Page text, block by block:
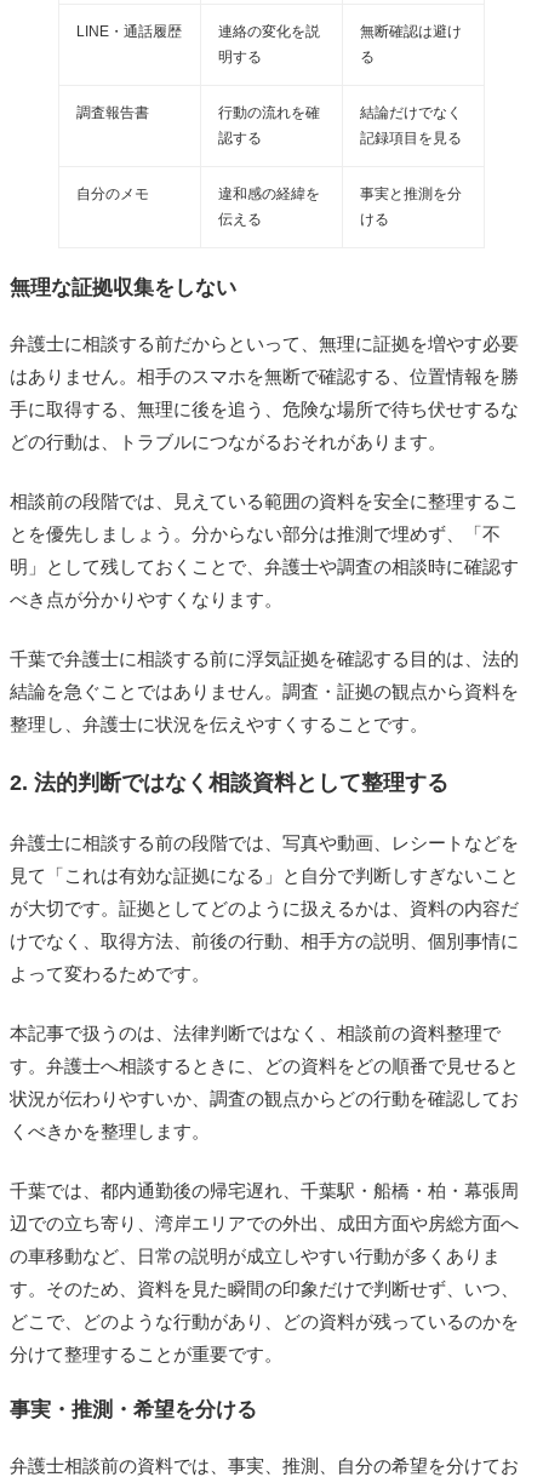
LINE・通話履歴
連絡の変化を説
明する
無断確認は避け
る
調査報告書
行動の流れを確
認する
結論だけでなく
記録項目を見る
自分のメモ
違和感の経緯を
伝える
事実と推測を分
ける
無理な証拠収集をしない
弁護士に相談する前だからといって、無理に証拠を増やす必要
はありません。相手のスマホを無断で確認する、位置情報を勝
手に取得する、無理に後を追う、危険な場所で待ち伏せするな
どの行動は、トラブルにつながるおそれがあります。
相談前の段階では、見えている範囲の資料を安全に整理するこ
とを優先しましょう。分からない部分は推測で埋めず、「不
明」として残しておくことで、弁護士や調査の相談時に確認す
べき点が分かりやすくなります。
千葉で弁護士に相談する前に浮気証拠を確認する目的は、法的
結論を急ぐことではありません。調査・証拠の観点から資料を
整理し、弁護士に状況を伝えやすくすることです。
2. 法的判断ではなく相談資料として整理する
弁護士に相談する前の段階では、写真や動画、レシートなどを
見て「これは有効な証拠になる」と自分で判断しすぎないこと
が大切です。証拠としてどのように扱えるかは、資料の内容だ
けでなく、取得方法、前後の行動、相手方の説明、個別事情に
よって変わるためです。
本記事で扱うのは、法律判断ではなく、相談前の資料整理で
す。弁護士へ相談するときに、どの資料をどの順番で見せると
状況が伝わりやすいか、調査の観点からどの行動を確認してお
くべきかを整理します。
千葉では、都内通勤後の帰宅遅れ、千葉駅・船橋・柏・幕張周
辺での立ち寄り、湾岸エリアでの外出、成田方面や房総方面へ
の車移動など、日常の説明が成立しやすい行動が多くありま
す。そのため、資料を見た瞬間の印象だけで判断せず、いつ、
どこで、どのような行動があり、どの資料が残っているのかを
分けて整理することが重要です。
事実・推測・希望を分ける
弁護士相談前の資料では、事実、推測、自分の希望を分けてお